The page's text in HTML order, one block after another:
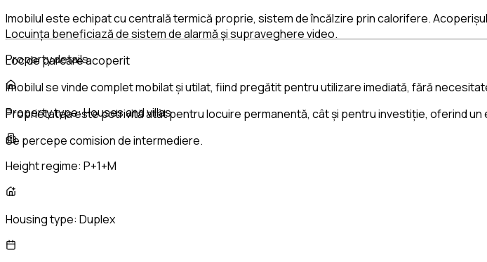
Imobilul este echipat cu centrală termică proprie, sistem de încălzire prin calorifere.
Locuința beneficiază de sistem de alarmă și supraveghere video.
Loc de parcare acoperit
Imobilul se vinde complet mobilat și utilat, fiind pregătit pentru utilizare imediată, fără
Proprietatea este potrivită atât pentru locuire permanentă, cât și pentru investiție, oferind
Se percepe comision de intermediere.
Property details
Property type:Houses and villas
Height regime: P+1+M
Housing type: Duplex